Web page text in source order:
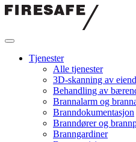
Hopp
Firesafe
Tjenester
Alle tjenester
3D-skanning av
Behandling av
Brannalarm og
Branndokumentasjon
Branndører og
Branngardiner